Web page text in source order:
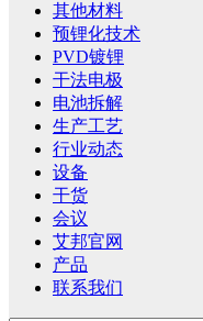
其他材料
预锂化技术
PVD镀锂
干法电极
电池拆解
生产工艺
行业动态
设备
干货
会议
艾邦官网
产品
联系我们